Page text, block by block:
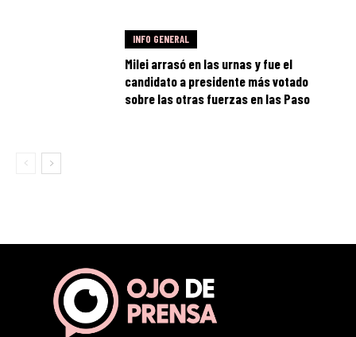
INFO GENERAL
Milei arrasó en las urnas y fue el
candidato a presidente más votado
sobre las otras fuerzas en las Paso